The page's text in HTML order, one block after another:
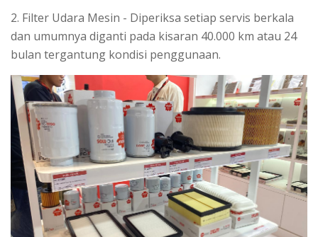
2. Filter Udara Mesin - Diperiksa setiap servis berkala
dan umumnya diganti pada kisaran 40.000 km atau 24
bulan tergantung kondisi penggunaan.